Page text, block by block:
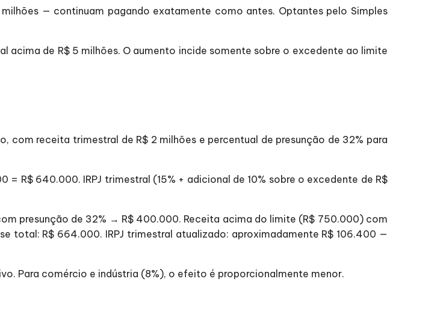
— continuam pagando exatamente como antes. Optantes pelo Simples
acima de R$ 5 milhões. O aumento incide somente sobre o excedente ao limite
com receita trimestral de R$ 2 milhões e percentual de presunção de 32% para
R$ 640.000. IRPJ trimestral (15% + adicional de 10% sobre o excedente de R$
presunção de 32% → R$ 400.000. Receita acima do limite (R$ 750.000) com
total: R$ 664.000. IRPJ trimestral atualizado: aproximadamente R$ 106.400 —
Para comércio e indústria (8%), o efeito é proporcionalmente menor.